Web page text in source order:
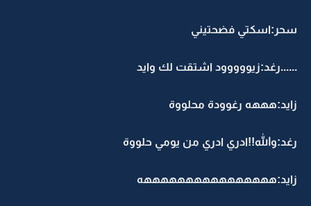
سحر:اسكتي فضحتيني
......رغد:زيووووود اشتقت لك وايد
زايد:هههه رغوودة محلووة
رغد:والله!!ادري ادري من يومي حلووة
زايد:ههههههههههههههههه